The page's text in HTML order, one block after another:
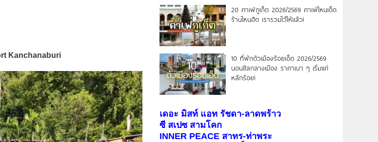
Kanchanaburi
20 คาเฟ่ภูเก็ต 2026/2569 คาเฟ่ไหนเด็ด
ร้านไหนฮิต เรารวมไว้ให้แล้ว!
10 ที่พักตัวเมืองร้อยเอ็ด 2026/2569
นอนชิลกลางเมือง ราคาเบา ๆ เริ่มแค่
หลักร้อย!
เดอะ มิสท์ แอท รัชดา-ลาดพร้าว
ซี สเปซ สามโคก
INNER PEACE สาทร-ท่าพระ